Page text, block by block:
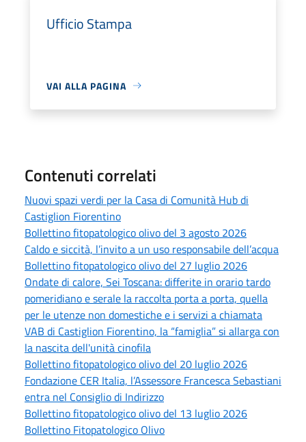
Ufficio Stampa
VAI ALLA PAGINA
Contenuti correlati
Nuovi spazi verdi per la Casa di Comunità Hub di
Castiglion Fiorentino
Bollettino fitopatologico olivo del 3 agosto 2026
Caldo e siccità, l’invito a un uso responsabile dell’acqua
Bollettino fitopatologico olivo del 27 luglio 2026
Ondate di calore, Sei Toscana: differite in orario tardo
pomeridiano e serale la raccolta porta a porta, quella
per le utenze non domestiche e i servizi a chiamata
VAB di Castiglion Fiorentino, la “famiglia” si allarga con
la nascita dell'unità cinofila
Bollettino fitopatologico olivo del 20 luglio 2026
Fondazione CER Italia, l’Assessore Francesca Sebastiani
entra nel Consiglio di Indirizzo
Bollettino fitopatologico olivo del 13 luglio 2026
Bollettino Fitopatologico Olivo